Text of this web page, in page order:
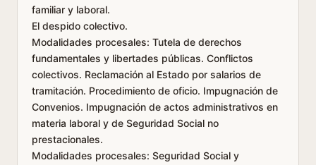
familiar y laboral.
El despido colectivo.
Modalidades procesales: Tutela de derechos
fundamentales y libertades públicas. Conflictos
colectivos. Reclamación al Estado por salarios de
tramitación. Procedimiento de oficio. Impugnación de
Convenios. Impugnación de actos administrativos en
materia laboral y de Seguridad Social no
prestacionales.
Modalidades procesales: Seguridad Social y